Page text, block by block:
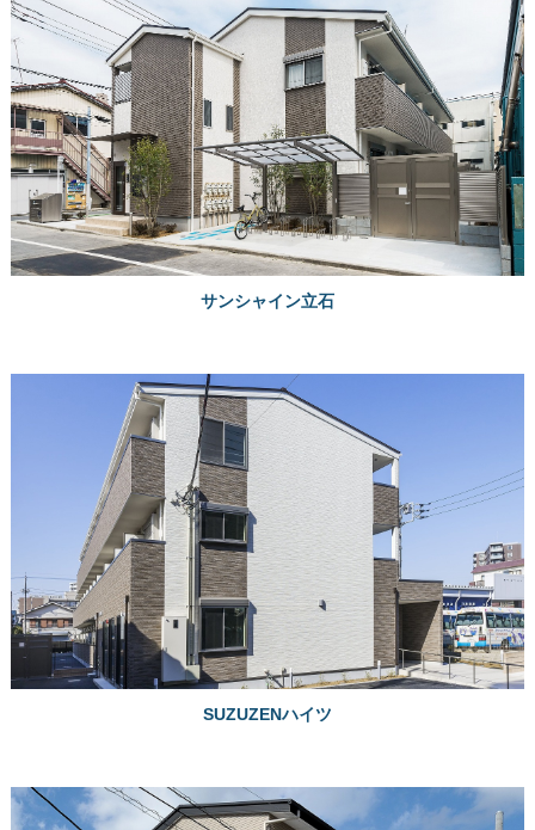
サンシャイン立石
SUZUZENハイツ